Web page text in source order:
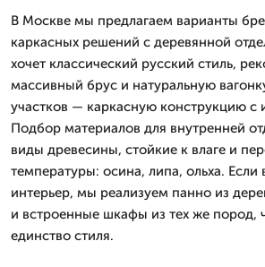
В Москве мы предлагаем варианты
каркасных решений с деревянной
хочет классический русский стиль,
массивный брус и натуральную
участков — каркасную конструкцию с
Подбор материалов для внутренней
виды древесины, стойкие к влаге и
температуры: осина, липа, ольха. Если
интерьер, мы реализуем панно из
и встроенные шкафы из тех же пород,
единство стиля.